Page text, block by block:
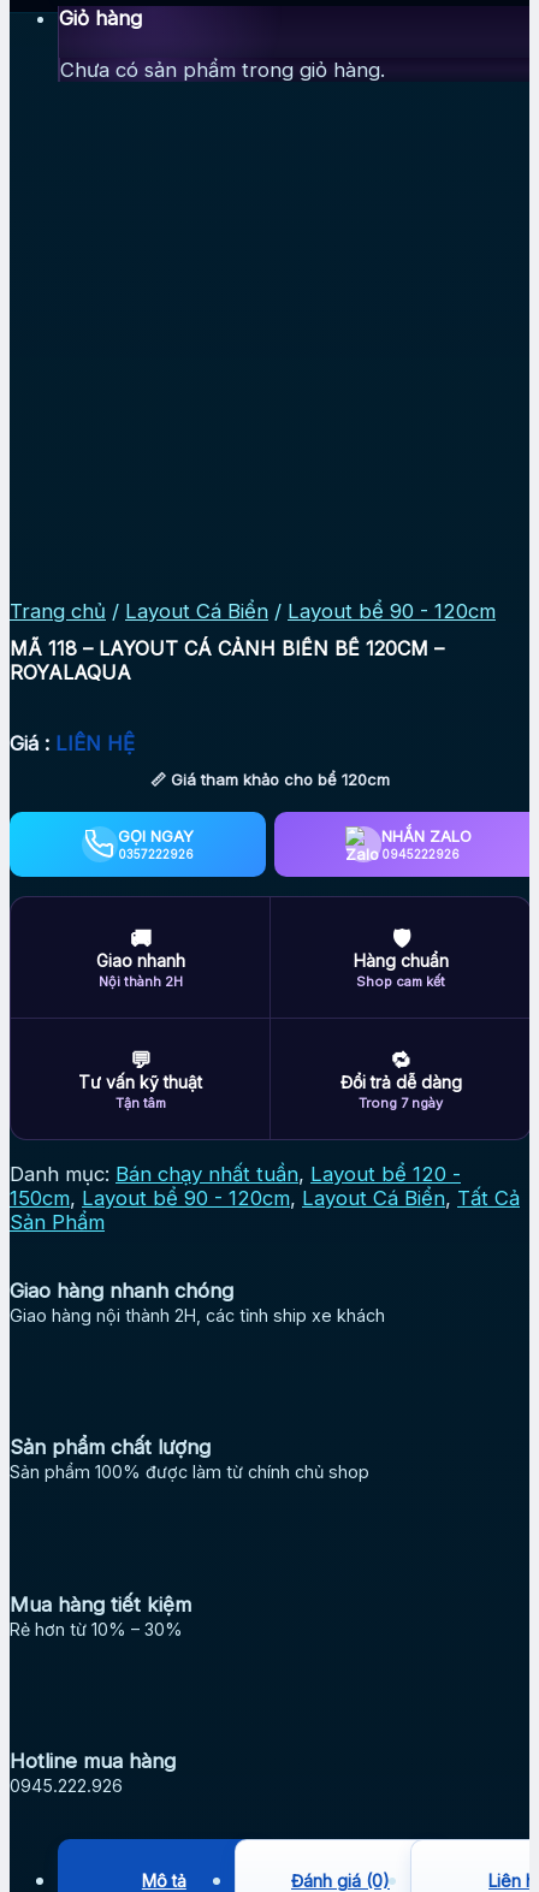
Giỏ hàng
Chưa có sản phẩm trong giỏ hàng.
Trang chủ / Layout Cá Biển / Layout bể 90 - 120cm
MÃ 118 – LAYOUT CÁ CẢNH BIỂN BỂ 120CM –
ROYALAQUA
Giá : LIÊN HỆ
📏 Giá tham khảo cho bể 120cm
GỌI NGAY
0357222926
NHẮN ZALO
0945222926
🚚
Giao nhanh
Nội thành 2H
🛡
Hàng chuẩn
Shop cam kết
💬
Tư vấn kỹ thuật
Tận tâm
🔁
Đổi trả dễ dàng
Trong 7 ngày
Danh mục: Bán chạy nhất tuần, Layout bể 120 -
150cm, Layout bể 90 - 120cm, Layout Cá Biển, Tất Cả
Sản Phẩm
Giao hàng nhanh chóng
Giao hàng nội thành 2H, các tỉnh ship xe khách
Sản phẩm chất lượng
Sản phẩm 100% được làm từ chính chủ shop
Mua hàng tiết kiệm
Rẻ hơn từ 10% – 30%
Hotline mua hàng
0945.222.926
Mô tả Đánh giá (0) Liên